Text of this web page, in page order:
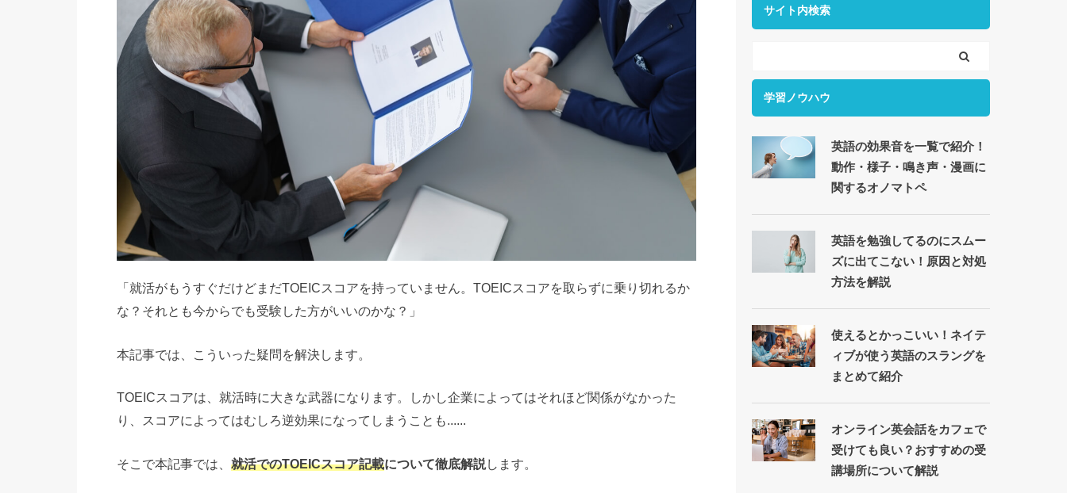
「就活がもうすぐだけどまだTOEICスコアを持っていません。TOEICスコアを取らずに乗り切れるか
な？それとも今からでも受験した方がいいのかな？」
本記事では、こういった疑問を解決します。
TOEICスコアは、就活時に大きな武器になります。しかし企業によってはそれほど関係がなかった
り、スコアによってはむしろ逆効果になってしまうことも......
そこで本記事では、 就活でのTOEICスコア記載について徹底解説します。
サイト内検索
学習ノウハウ
英語の効果音を一覧で紹介！
動作・様子・鳴き声・漫画に
関するオノマトペ
英語を勉強してるのにスムー
ズに出てこない！原因と対処
方法を解説
使えるとかっこいい！ネイテ
ィブが使う英語のスラングを
まとめて紹介
オンライン英会話をカフェで
受けても良い？おすすめの受
講場所について解説